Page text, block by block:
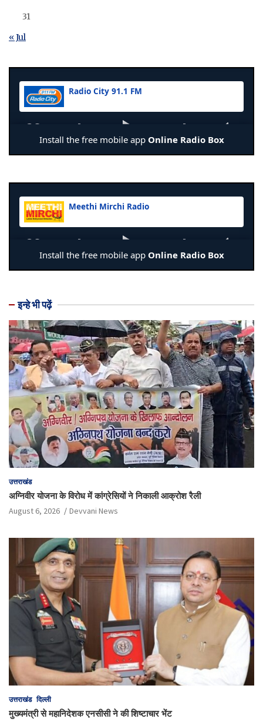
31
« Jul
इन्हे भी पढ़ें
उत्तराखंड
अग्निवीर योजना के विरोध में कांग्रेसियों ने निकाली आक्रोश रैली
August 6, 2026 Devvani News
उत्तराखंड दिल्ली
मुख्यमंत्री से महानिदेशक एनसीसी ने की शिष्टाचार भेंट